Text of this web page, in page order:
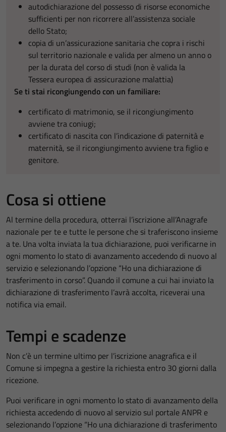
autodichiarazione del possesso di risorse economiche
sufficienti per non ricorrere all’assistenza sociale
dello Stato;
copia di un’assicurazione sanitaria che copra i rischi
sul territorio nazionale e valida per almeno un anno o
per la durata del corso di studi (non è valida la
Tessera europea di assicurazione malattia)
Se ti stai ricongiungendo con un familiare:
certificato di matrimonio, se il ricongiungimento
avviene tra coniugi;
certificato di nascita con l’indicazione di paternità e
maternità, se il ricongiungimento avviene tra figlio e
genitore.
Cosa si ottiene
Al termine della procedura, otterrai l’iscrizione all’Anagrafe
nazionale per te e tutte le persone che si traferiscono insieme
a te. Una volta inviata la tua dichiarazione, puoi verificarne in
ogni momento lo stato di avanzamento accedendo di nuovo al
servizio e selezionando l’opzione “Ho una dichiarazione di
trasferimento in corso”. Quando il comune a cui hai inviato la
dichiarazione di trasferimento l’avrà accolta, riceverai una
notifica via email.
Tempi e scadenze
Non c’è un termine ultimo per l’iscrizione anagrafica e il
Comune si impegna a gestire la richiesta entro 30 giorni dalla
ricezione.
Puoi verificare in ogni momento lo stato di avanzamento della
richiesta accedendo di nuovo al servizio sul portale ANPR e
selezionando l’opzione “Ho una dichiarazione di trasferimento